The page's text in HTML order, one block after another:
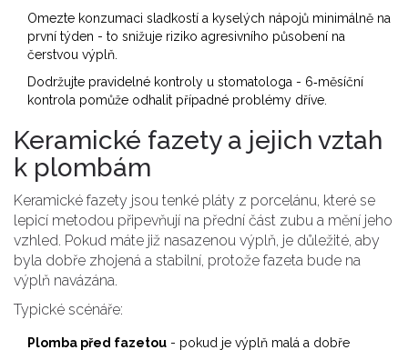
Omezte konzumaci sladkostí a kyselých nápojů minimálně na
první týden - to snižuje riziko agresivního působení na
čerstvou výplň.
Dodržujte pravidelné kontroly u stomatologa - 6‑měsíční
kontrola pomůže odhalit případné problémy dříve.
Keramické fazety a jejich vztah
k plombám
Keramické fazety jsou tenké pláty z porcelánu, které se
lepicí metodou připevňují na přední část zubu a mění jeho
vzhled. Pokud máte již nasazenou výplň, je důležité, aby
byla dobře zhojená a stabilní, protože fazeta bude na
výplň navázána.
Typické scénáře:
Plomba před fazetou - pokud je výplň malá a dobře